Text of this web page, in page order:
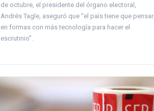
de octubre, el presidente del órgano electoral,
Andrés Tagle, aseguró que “el país tiene que pensar
en formas con más tecnología para hacer el
escrutinio”.